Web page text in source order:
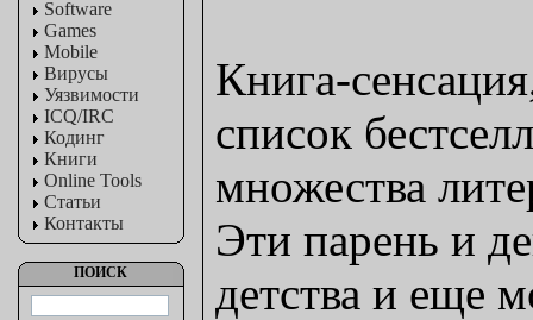
Software
Games
Mobile
Вирусы
Уязвимости
ICQ/IRC
Кодинг
Книги
Online Tools
Статьи
Контакты
ПОИСК
Книга-
список
множества
Эти парень и
детства и еще